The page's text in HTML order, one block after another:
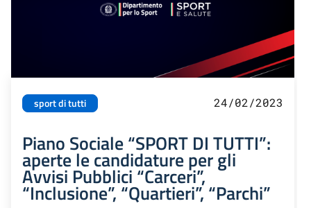
sport di tutti 24/02/2023
Piano Sociale “SPORT DI TUTTI”:
aperte le candidature per gli
Avvisi Pubblici “Carceri”,
“Inclusione”, “Quartieri”, “Parchi”